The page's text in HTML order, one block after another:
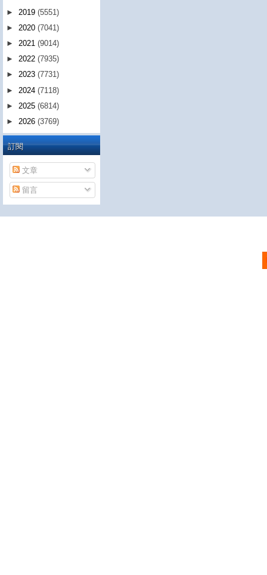
► 2019 (5551)
► 2020 (7041)
► 2021 (9014)
► 2022 (7935)
► 2023 (7731)
► 2024 (7118)
► 2025 (6814)
► 2026 (3769)
訂閱
文章
留言